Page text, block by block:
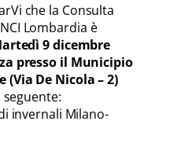
che la Consulta
Lombardia è
9 dicembre
presso il Municipio
De Nicola – 2)
seguente:
invernali Milano-